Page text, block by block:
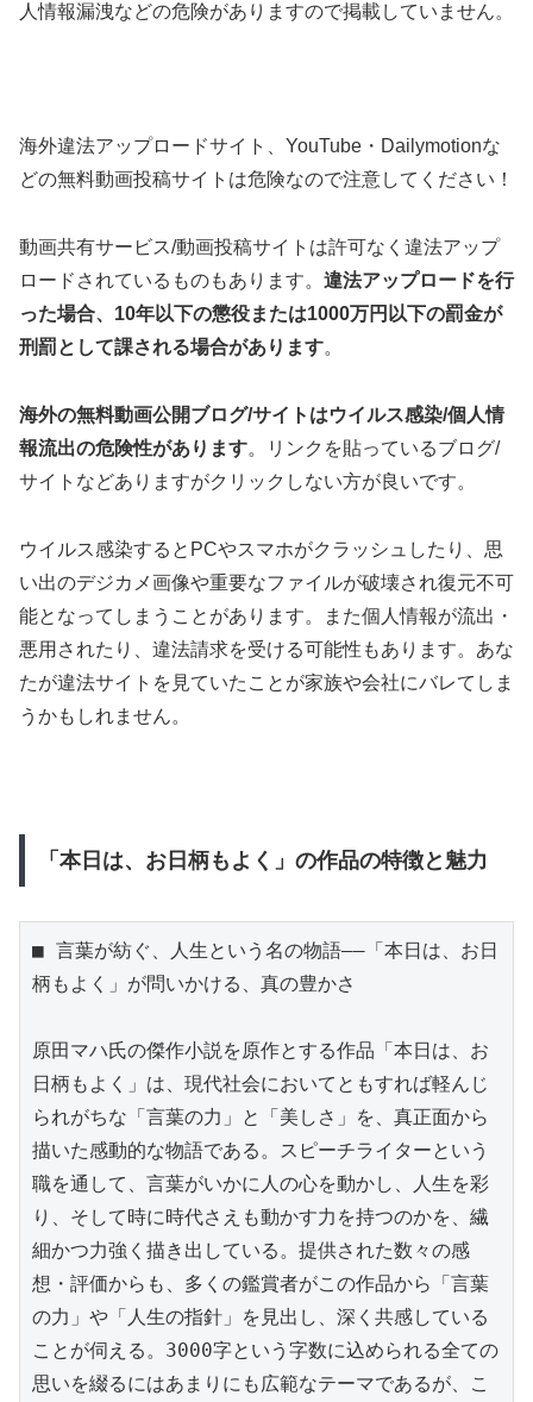
人情報漏洩などの危険がありますので掲載していません。
海外違法アップロードサイト、YouTube・Dailymotionな
どの無料動画投稿サイトは危険なので注意してください！
動画共有サービス/動画投稿サイトは許可なく違法アップ
ロードされているものもあります。 違法アップロードを行
った場合、10年以下の懲役または1000万円以下の罰金が
刑罰として課される場合があります。
海外の無料動画公開ブログ/サイトはウイルス感染/個人情
報流出の危険性があります。リンクを貼っているブログ/
サイトなどありますがクリックしない方が良いです。
ウイルス感染するとPCやスマホがクラッシュしたり、思
い出のデジカメ画像や重要なファイルが破壊され復元不可
能となってしまうことがあります。また個人情報が流出・
悪用されたり、違法請求を受ける可能性もあります。あな
たが違法サイトを見ていたことが家族や会社にバレてしま
うかもしれません。
「本日は、お日柄もよく」の作品の特徴と魅力
■ 言葉が紡ぐ、人生という名の物語——「本日は、お日
柄もよく」が問いかける、真の豊かさ
原田マハ氏の傑作小説を原作とする作品「本日は、お
日柄もよく」は、現代社会においてともすれば軽んじ
られがちな「言葉の力」と「美しさ」を、真正面から
描いた感動的な物語である。スピーチライターという
職を通して、言葉がいかに人の心を動かし、人生を彩
り、そして時に時代さえも動かす力を持つのかを、繊
細かつ力強く描き出している。提供された数々の感
想・評価からも、多くの鑑賞者がこの作品から「言葉
の力」や「人生の指針」を見出し、深く共感している
ことが伺える。3000字という字数に込められる全ての
思いを綴るにはあまりにも広範なテーマであるが、こ